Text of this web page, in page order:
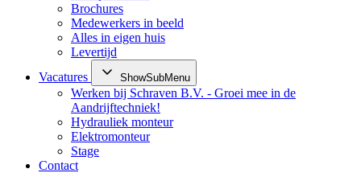
Brochures
Medewerkers in beeld
Alles in eigen huis
Levertijd
Vacatures
ShowSubMenu
Werken bij Schraven B.V. - Groei mee in de
Aandrijftechniek!
Hydrauliek monteur
Elektromonteur
Stage
Contact